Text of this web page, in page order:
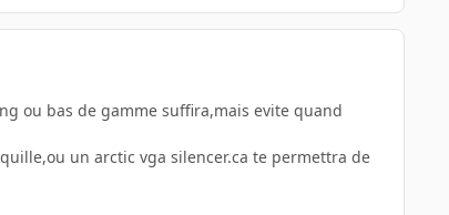
ou bas de gamme suffira,mais evite quand
un arctic vga silencer.ca te permettra de